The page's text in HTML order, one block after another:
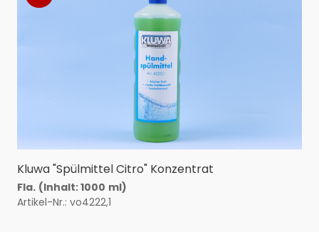
Kluwa "Spülmittel Citro" Konzentrat
Fla. (Inhalt: 1000 ml)
Artikel-Nr.: vo4222,1